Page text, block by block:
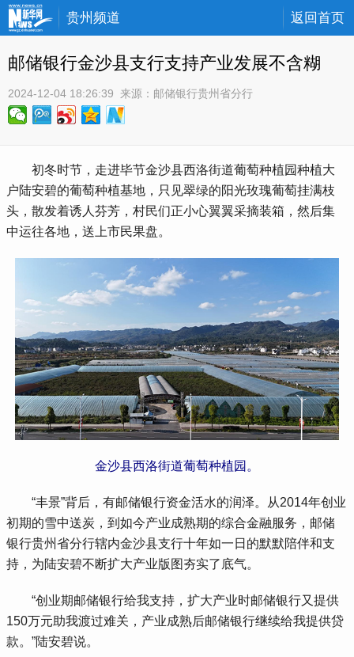
贵州频道 返回首页
邮储银行金沙县支行支持产业发展不含糊
2024-12-04 18:26:39 来源： 邮储银行贵州省分行
初冬时节，走进毕节金沙县西洛街道葡萄种植园种植大
户陆安碧的葡萄种植基地，只见翠绿的阳光玫瑰葡萄挂满枝
头，散发着诱人芬芳，村民们正小心翼翼采摘装箱，然后集
中运往各地，送上市民果盘。
金沙县西洛街道葡萄种植园。
“丰景”背后，有邮储银行资金活水的润泽。从2014年创业
初期的雪中送炭，到如今产业成熟期的综合金融服务，邮储
银行贵州省分行辖内金沙县支行十年如一日的默默陪伴和支
持，为陆安碧不断扩大产业版图夯实了底气。
“创业期邮储银行给我支持，扩大产业时邮储银行又提供
150万元助我渡过难关，产业成熟后邮储银行继续给我提供贷
款。”陆安碧说。